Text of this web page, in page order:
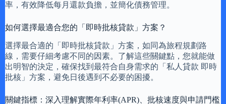
率，有效降低每月還款負擔，並簡化債務管理。
如何選擇最適合您的「即時批核貸款」方案？
選擇最合適的「即時批核貸款」方案，如同為旅程規劃路
線，需要仔細考慮不同的因素。了解這些關鍵點，您就能做
出明智的決定，確保找到最符合自身需求的「私人貸款 即時
批核」方案，避免日後遇到不必要的困擾。
關鍵指標：深入理解實際年利率(APR)、批核速度與申請門檻